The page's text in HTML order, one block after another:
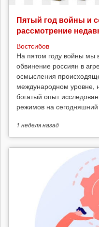
Пятый год войны и
рассмотрение
Востсибов
На пятом году войны мы
обвинение россиян в
осмысления
международном уровне,
богатый опыт
режимов на
1 неделяназад